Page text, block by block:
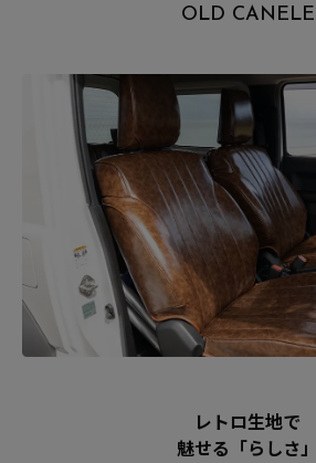
OLD CANELE
レトロ生地で
魅せる「らしさ」